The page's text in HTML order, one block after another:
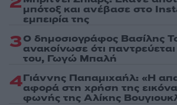
μπότοξ και ανέβασε στο
εμπειρία της
3Ο δημοσιογράφος Βασίλης
ανακοίνωσε ότι
του, Γωγώ Μπαλή
4Γιάννης Παπαμιχαήλ: «Η
αφορά στη χρήση της
φωνής της Αλίκης